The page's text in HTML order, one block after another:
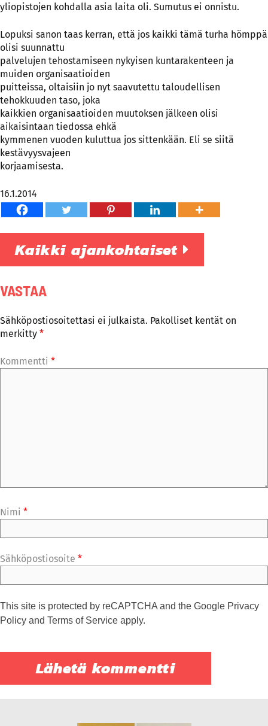
yliopistojen kohdalla asia laita oli. Sumutus ei onnistu.
Lopuksi sanon taas kerran, että jos kaikki tämä turha hömppä
olisi suunnattu
palvelujen tehostamiseen nykyisen kuntarakenteen ja
muiden organisaatioiden
puitteissa, oltaisiin jo nyt saavutettu taloudellisen
tehokkuuden taso, joka
kaikkien organisaatioiden muutoksen jälkeen olisi
aikaisintaan tiedossa ehkä
kymmenen vuoden kuluttua jos sittenkään. Eli se siitä
kestävyysvajeen
korjaamisesta.
16.1.2014
Kaikki ajankohtaiset
VASTAA
Sähköpostiosoitettasi ei julkaista. Pakolliset kentät on
merkitty *
Kommentti *
Nimi *
Sähköpostiosoite *
This site is protected by reCAPTCHA and the Google Privacy
Policy and Terms of Service apply.